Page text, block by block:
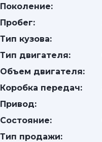
Поколение:
Пробег:
Тип кузова:
Тип двигателя:
Объем двигателя:
Коробка передач:
Привод:
Состояние:
Тип продажи: